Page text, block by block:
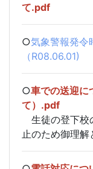
て.pdf
○気象警報発令
（R08.06.01)
○車での送迎に
て）.pdf
生徒の登下校
止のため御理解